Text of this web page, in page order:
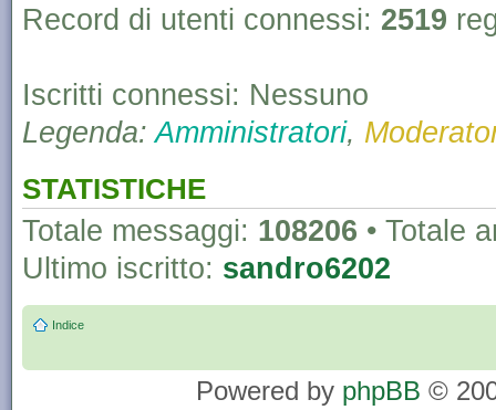
Record di utenti connessi: 2519
Iscritti connessi: Nessuno
Legenda:Amministratori,
STATISTICHE
Totale messaggi: 108206 • Totale
Ultimo iscritto: sandro6202
Indice
Powered by phpBB ©